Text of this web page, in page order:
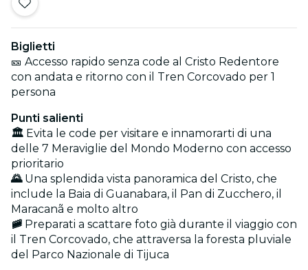
Biglietti
🎫 Accesso rapido senza code al Cristo Redentore
con andata e ritorno con il Tren Corcovado per 1
persona
Punti salienti
🏛️ Evita le code per visitare e innamorarti di una
delle 7 Meraviglie del Mondo Moderno con accesso
prioritario
🌄Una splendida vista panoramica del Cristo, che
include la Baia di Guanabara, il Pan di Zucchero, il
Maracanã e molto altro
🚞 Preparati a scattare foto già durante il viaggio con
il Tren Corcovado, che attraversa la foresta pluviale
del Parco Nazionale di Tijuca